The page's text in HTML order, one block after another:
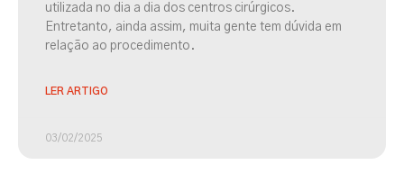
utilizada no dia a dia dos centros cirúrgicos.
Entretanto, ainda assim, muita gente tem dúvida em
relação ao procedimento.
LER ARTIGO
03/02/2025